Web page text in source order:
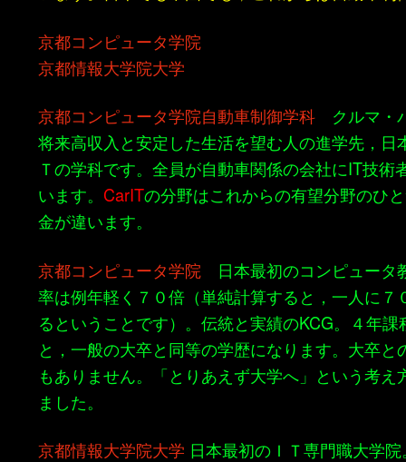
京都コンピュータ学院
京都情報大学院大学
京都コンピュータ学院自動車制御学科 クルマ・
将来高収入と安定した生活を望む人の進学先，日
Ｔの学科です。全員が自動車関係の会社にIT技術
います。 CarITの分野はこれからの有望分野のひ
金が違います。
京都コンピュータ学院 日本最初のコンピュータ
率は例年軽く７０倍（単純計算すると，一人に７
るということです）。伝統と実績のKCG。４年課
と，一般の大卒と同等の学歴になります。大卒と
もありません。「とりあえず大学へ」という考え
ました。
京都情報大学院大学 日本最初のＩＴ専門職大学